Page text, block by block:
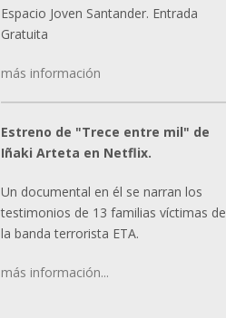
Espacio Joven Santander. Entrada
Gratuita
más información
Estreno de "Trece entre mil" de
Iñaki Arteta en Netflix.
Un documental en él se narran los
testimonios de 13 familias víctimas de
la banda terrorista ETA.
más información...